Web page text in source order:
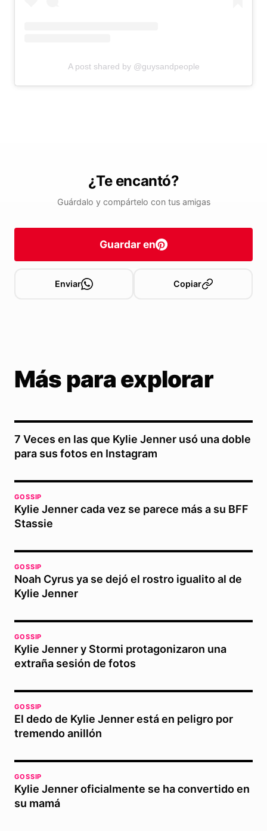
A post shared by @guysandpeople
¿Te encantó?
Guárdalo y compártelo con tus amigas
Guardar en
Enviar Copiar
Más para explorar
7 Veces en las que Kylie Jenner usó una doble
para sus fotos en Instagram
GOSSIP
Kylie Jenner cada vez se parece más a su BFF
Stassie
GOSSIP
Noah Cyrus ya se dejó el rostro igualito al de
Kylie Jenner
GOSSIP
Kylie Jenner y Stormi protagonizaron una
extraña sesión de fotos
GOSSIP
El dedo de Kylie Jenner está en peligro por
tremendo anillón
GOSSIP
Kylie Jenner oficialmente se ha convertido en
su mamá